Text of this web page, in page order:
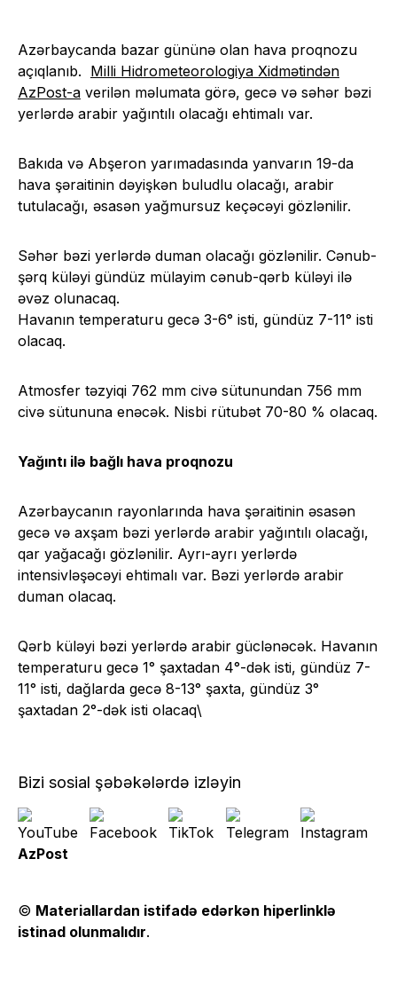
Azərbaycanda bazar gününə olan hava proqnozu
açıqlanıb. Milli Hidrometeorologiya Xidmətindən
AzPost-a verilən məlumata görə, gecə və səhər bəzi
yerlərdə arabir yağıntılı olacağı ehtimalı var.
Bakıda və Abşeron yarımadasında yanvarın 19-da
hava şəraitinin dəyişkən buludlu olacağı, arabir
tutulacağı, əsasən yağmursuz keçəcəyi gözlənilir.
Səhər bəzi yerlərdə duman olacağı gözlənilir. Cənub-
şərq küləyi gündüz mülayim cənub-qərb küləyi ilə
əvəz olunacaq.
Havanın temperaturu gecə 3-6° isti, gündüz 7-11° isti
olacaq.
Atmosfer təzyiqi 762 mm civə sütunundan 756 mm
civə sütununa enəcək. Nisbi rütubət 70-80 % olacaq.
Yağıntı ilə bağlı hava proqnozu
Azərbaycanın rayonlarında hava şəraitinin əsasən
gecə və axşam bəzi yerlərdə arabir yağıntılı olacağı,
qar yağacağı gözlənilir. Ayrı-ayrı yerlərdə
intensivləşəcəyi ehtimalı var. Bəzi yerlərdə arabir
duman olacaq.
Qərb küləyi bəzi yerlərdə arabir güclənəcək. Havanın
temperaturu gecə 1° şaxtadan 4°-dək isti, gündüz 7-
11° isti, dağlarda gecə 8-13° şaxta, gündüz 3°
şaxtadan 2°-dək isti olacaq\
Bizi sosial şəbəkələrdə izləyin
AzPost
© Materiallardan istifadə edərkən hiperlinklə
istinad olunmalıdır.